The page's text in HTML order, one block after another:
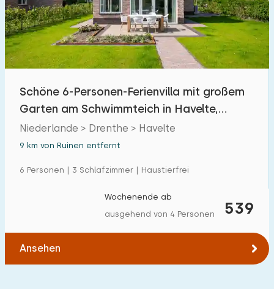
Schöne 6-Personen-Ferienvilla mit großem
Garten am Schwimmteich in Havelte,
Drenthe
Niederlande > Drenthe > Havelte
9 km von Ruinen entfernt
6 Personen | 3 Schlafzimmer | Haustierfrei
539
Wochenende ab
ausgehend von 4 Personen
Ansehen